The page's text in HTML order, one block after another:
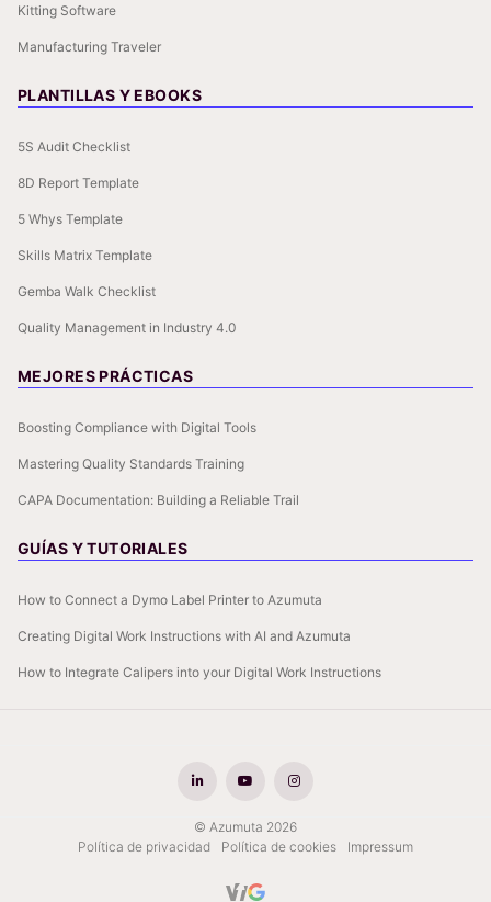
Kitting Software
Manufacturing Traveler
PLANTILLAS Y EBOOKS
5S Audit Checklist
8D Report Template
5 Whys Template
Skills Matrix Template
Gemba Walk Checklist
Quality Management in Industry 4.0
MEJORES PRÁCTICAS
Boosting Compliance with Digital Tools
Mastering Quality Standards Training
CAPA Documentation: Building a Reliable Trail
GUÍAS Y TUTORIALES
How to Connect a Dymo Label Printer to Azumuta
Creating Digital Work Instructions with AI and Azumuta
How to Integrate Calipers into your Digital Work Instructions
© Azumuta 2026
Política de privacidad
Política de cookies Impressum